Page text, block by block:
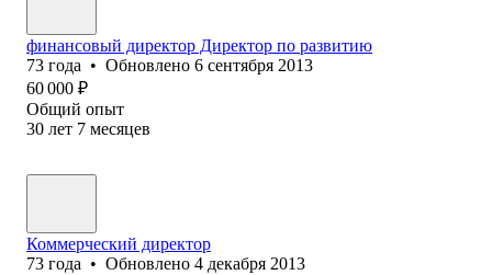
финансовый директор Директор по развитию
73 года • Обновлено 6 сентября 2013
60 000 ₽
Общий опыт
30 лет 7 месяцев
Коммерческий директор
73 года • Обновлено 4 декабря 2013